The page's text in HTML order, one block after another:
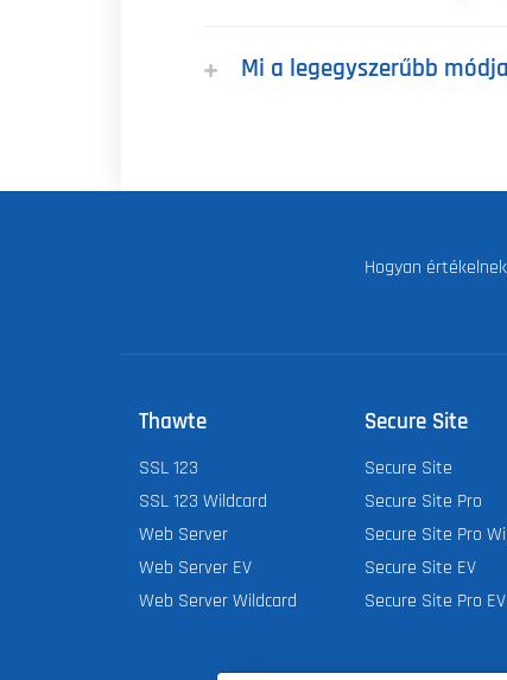
Mi a legegyszerűbb
Hogyan
Thawte
SSL 123
SSL 123 Wildcard
Web Server
Web Server EV
Web Server Wildcard
Secure Site
Secure Site
Secure Site Pro
Secure Site Pro
Secure Site EV
Secure Site Pro EV